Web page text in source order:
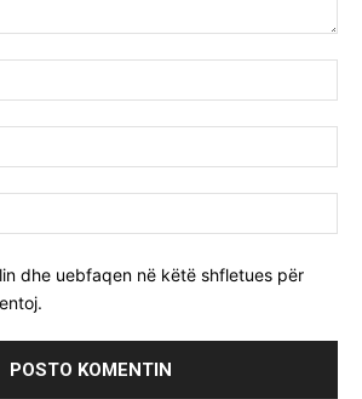
dhe uebfaqen në këtë shfletues për